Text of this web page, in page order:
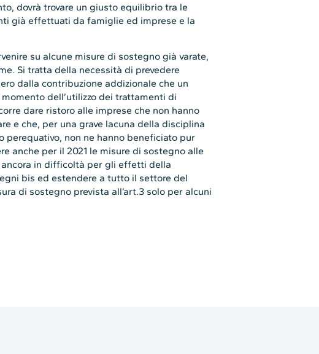
dovrà trovare un giusto equilibrio tra le
già effettuati da famiglie ed imprese e la
su alcune misure di sostegno già varate,
Si tratta della necessità di prevedere
dalla contribuzione addizionale che un
dell’utilizzo dei trattamenti di
dare ristoro alle imprese che non hanno
e che, per una grave lacuna della disciplina
non ne hanno beneficiato pur
anche per il 2021 le misure di sostegno alle
in difficoltà per gli effetti della
bis ed estendere a tutto il settore del
di sostegno prevista all’art.3 solo per alcuni